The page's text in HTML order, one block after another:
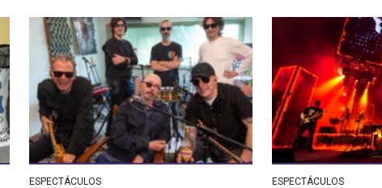
ESPECTÁCULOS ESPECTÁCULOS